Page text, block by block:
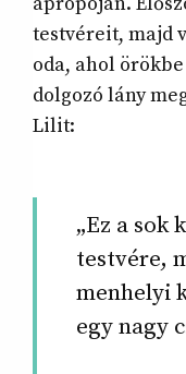
testvéreit, majd
oda, ahol
dolgozó lány
Lilit:
„Ez a sok
testvére,
menhelyi
egy nagy